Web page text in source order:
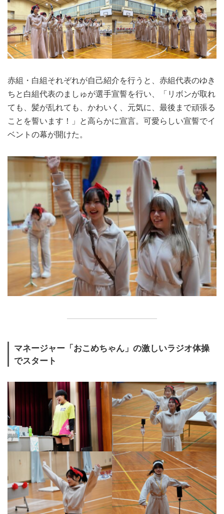
赤組・白組それぞれが自己紹介を行うと、赤組代表のゆき
ちと白組代表のましゅが選手宣誓を行い、「リボンが取れ
ても、髪が乱れても、かわいく、元気に、最後まで頑張る
ことを誓います！」と高らかに宣言。可愛らしい宣誓でイ
ベントの幕が開けた。
マネージャー「おこめちゃん」の激しいラジオ体操
でスタート